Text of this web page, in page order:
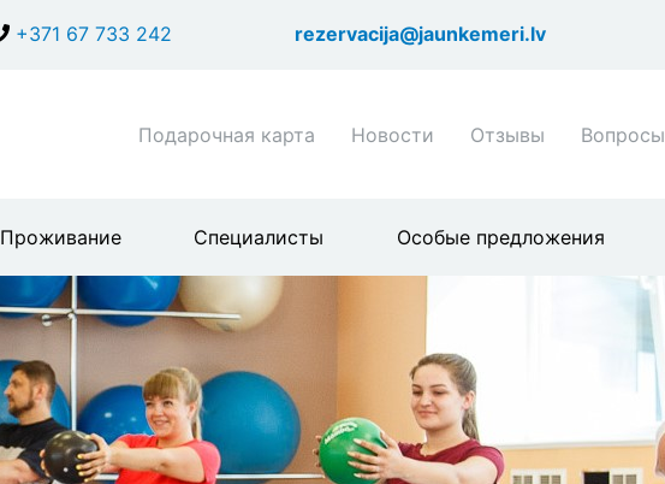
к
+371 67 733 242 rezervacija@jaunkemeri.lv
Shortcuts
menu
Подарочная карта Новости Отзывы Вопросы
Проживание Специалисты Особые предложения